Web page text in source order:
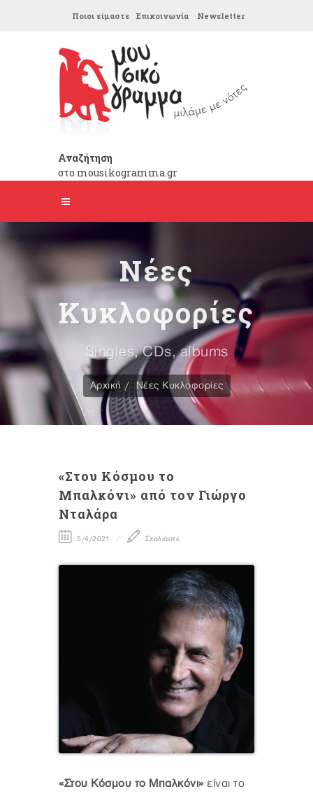
Ποιοι είμαστε Επικοινωνία Newsletter
Αναζήτηση
στο mousikogramma.gr
Νέες
Κυκλοφορίες
Singles, CDs, albums
Αρχική Νέες Κυκλοφορίες
«Στου Κόσμου το
Μπαλκόνι» από τον Γιώργο
Νταλάρα
5/4/2021 Σχολιάστε
«Στου Κόσμου το Μπαλκόνι» είναι το